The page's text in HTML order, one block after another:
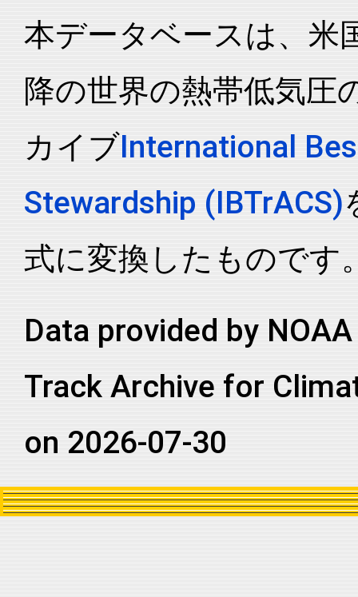
2026023S13120 2026 8 SI WA
2026023S13120 SI WA
本データベースは、米
降の世界の熱帯低気圧
カイブInternational
Stewardship (IBTrACS)
式に変換したものです
Data provided by
Track Archive for
on 2026-07-30